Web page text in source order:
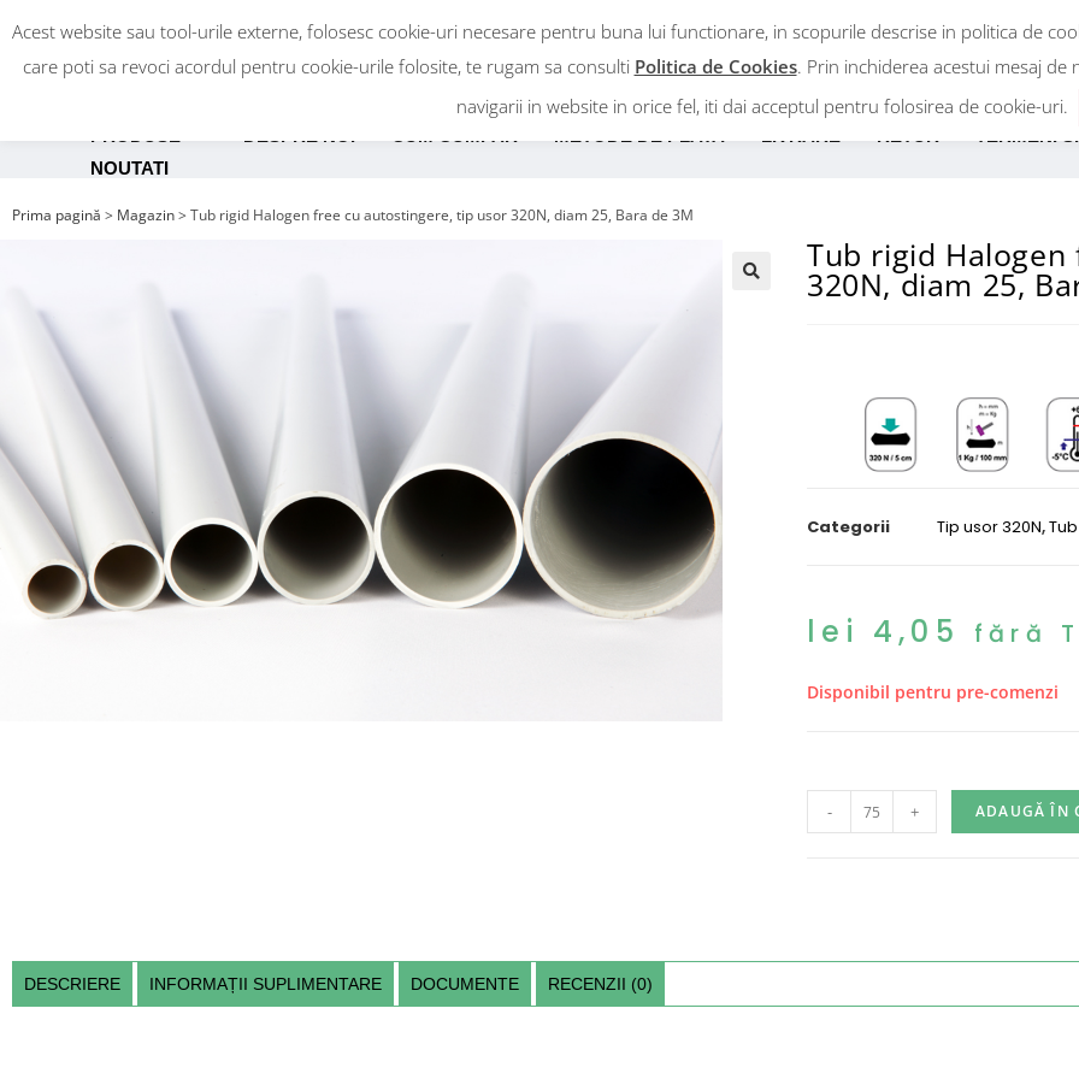
Intra in cont
NOUTATI
Prima pagină > Magazin> Tub rigid Halogen free cu autostingere, tip usor 320N, diam 25, Bara de 3M
Tub rigid
320N, diam 25,
Categorii Tip usor 320N,
lei 4,05 fără
Disponibil pentru pre-comenzi
- + ADAUGĂ ÎN
DESCRIERE INFORMAȚII SUPLIMENTARE DOCUMENTE RECENZII (0)
Acest website sau tool-urile externe, folosesc cookie-uri necesare pentru buna lui functionare, in scopurile descrise in politica de
care poti sa revoci acordul pentru cookie-urile folosite, te rugam sa consulti Politica de Cookies. Prin inchiderea acestui mesaj de
navigarii in website in orice fel, iti dai acceptul pentru folosirea de cookie-uri.